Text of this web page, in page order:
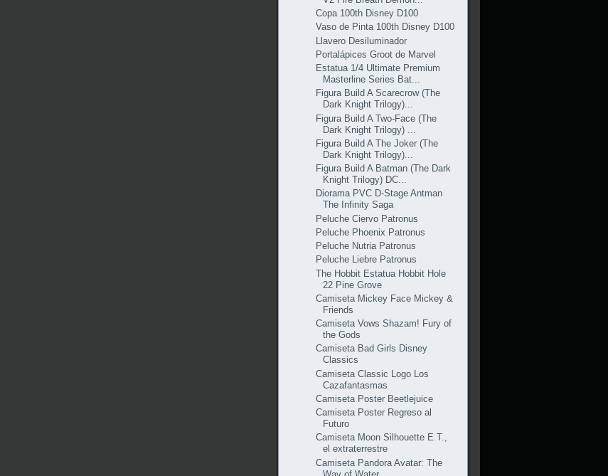
Copa 100th Disney D100
Vaso de Pinta 100th Disney D100
Llavero Desiluminador
Portalápices Groot de Marvel
Estatua 1/4 Ultimate Premium
Masterline Series Bat...
Figura Build A Scarecrow (The
Dark Knight Trilogy)...
Figura Build A Two-Face (The
Dark Knight Trilogy) ...
Figura Build A The Joker (The
Dark Knight Trilogy)...
Figura Build A Batman (The Dark
Knight Trilogy) DC...
Diorama PVC D-Stage Antman
The Infinity Saga
Peluche Ciervo Patronus
Peluche Phoenix Patronus
Peluche Nutria Patronus
Peluche Liebre Patronus
The Hobbit Estatua Hobbit Hole
22 Pine Grove
Camiseta Mickey Face Mickey &
Friends
Camiseta Vows Shazam! Fury of
the Gods
Camiseta Bad Girls Disney
Classics
Camiseta Classic Logo Los
Cazafantasmas
Camiseta Poster Beetlejuice
Camiseta Poster Regreso al
Futuro
Camiseta Moon Silhouette E.T.,
el extraterrestre
Camiseta Pandora Avatar: The
Way of Water